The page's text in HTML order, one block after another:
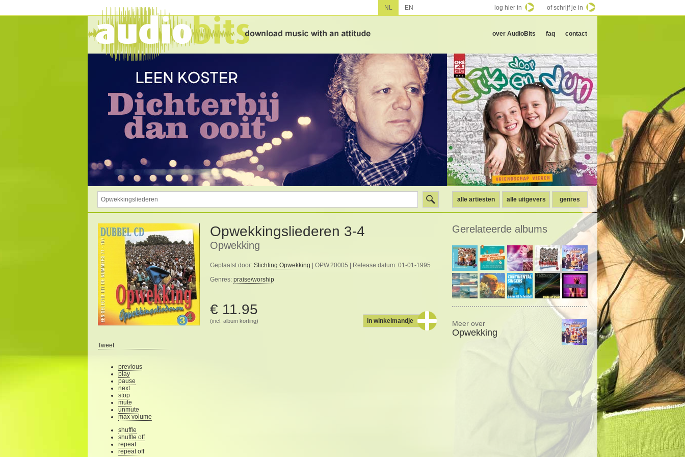
over AudioBits faq contact
alle artiesten alle uitgevers genres
Opwekkingsliederen 3-4
Opwekking
Geplaatst door: Stichting Opwekking | OPW.20005 | Release datum: 01-01-1995
Genres: praise/worship
€ 11.95
(incl. album korting) in winkelmandje
Tweet
previous
play
pause
next
stop
mute
unmute
max volume
shuffle
shuffle off
repeat
repeat off
Gerelateerde albums
Meer over
Opwekking
NL EN log hier in of schrijf je in